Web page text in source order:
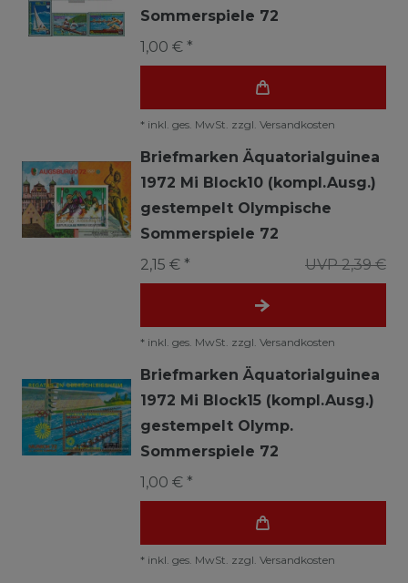
Sommerspiele 72
1,00 € *
* inkl. ges. MwSt. zzgl. Versandkosten
Briefmarken Äquatorialguinea
1972 Mi Block10 (kompl.Ausg.)
gestempelt Olympische
Sommerspiele 72
UVP 2,39 €
2,15 € *
* inkl. ges. MwSt. zzgl. Versandkosten
Briefmarken Äquatorialguinea
1972 Mi Block15 (kompl.Ausg.)
gestempelt Olymp.
Sommerspiele 72
1,00 € *
* inkl. ges. MwSt. zzgl. Versandkosten